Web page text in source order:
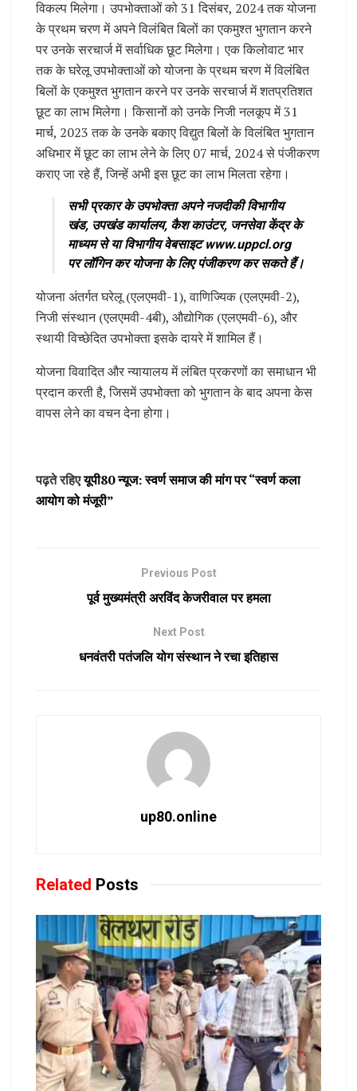
विकल्प मिलेगा। उपभोक्ताओं को 31 दिसंबर, 2024 तक योजना
के प्रथम चरण में अपने विलंबित बिलों का एकमुश्त भुगतान करने
पर उनके सरचार्ज में सर्वाधिक छूट मिलेगा। एक किलोवाट भार
तक के घरेलू उपभोक्ताओं को योजना के प्रथम चरण में विलंबित
बिलों के एकमुश्त भुगतान करने पर उनके सरचार्ज में शतप्रतिशत
छूट का लाभ मिलेगा। किसानों को उनके निजी नलकूप में 31
मार्च, 2023 तक के उनके बकाए विद्युत बिलों के विलंबित भुगतान
अधिभार में छूट का लाभ लेने के लिए 07 मार्च, 2024 से पंजीकरण
कराए जा रहे हैं, जिन्हें अभी इस छूट का लाभ मिलता रहेगा।
सभी प्रकार के उपभोक्ता अपने नजदीकी विभागीय
खंड, उपखंड कार्यालय, कैश काउंटर, जनसेवा केंद्र के
माध्यम से या विभागीय वेबसाइट www.uppcl.org
पर लॉगिन कर योजना के लिए पंजीकरण कर सकते हैं।
योजना अंतर्गत घरेलू (एलएमवी-1), वाणिज्यिक (एलएमवी-2),
निजी संस्थान (एलएमवी-4बी), औद्योगिक (एलएमवी-6), और
स्थायी विच्छेदित उपभोक्ता इसके दायरे में शामिल हैं।
योजना विवादित और न्यायालय में लंबित प्रकरणों का समाधान भी
प्रदान करती है, जिसमें उपभोक्ता को भुगतान के बाद अपना केस
वापस लेने का वचन देना होगा।
पढ़ते रहिएयूपी80 न्यूज: स्वर्ण समाज की मांग पर “स्वर्ण कला
आयोग को मंजूरी”
Previous Post
पूर्व मुख्यमंत्री अरविंद केजरीवाल पर हमला
Next Post
धनवंतरी पतंजलि योग संस्थान ने रचा इतिहास
up80.online
Related Posts